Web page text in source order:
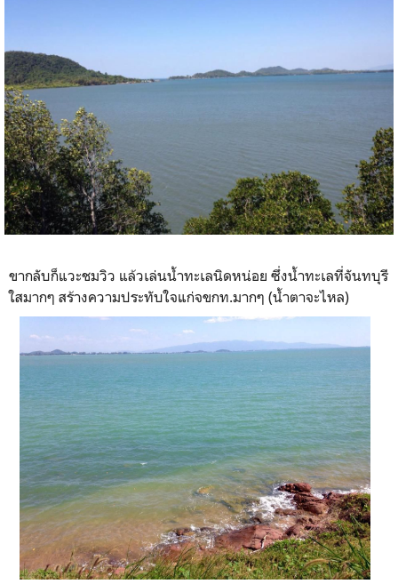
ขากลับก็แวะชมวิว แล้วเล่นน้ำทะเลนิดหน่อย ซึ่งน้ำทะเลที่จันทบุรี
ใสมากๆ สร้างความประทับใจแก่จขกท.มากๆ (น้ำตาจะไหล)